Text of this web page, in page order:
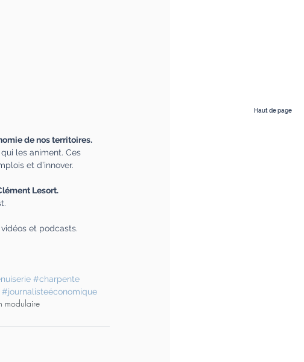
Haut de page
de nos territoires.
les animent. Ces
et d’innover.
Lesort.
et podcasts.
#charpente
#journalisteéconomique
modulaire